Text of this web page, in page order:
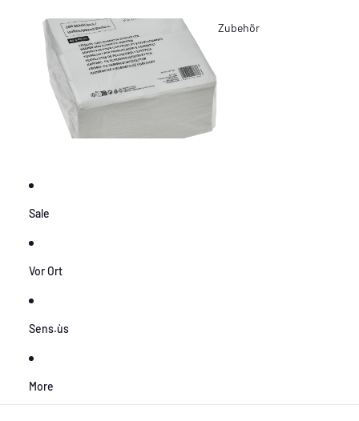
Zubehör
Sale
Vor Ort
Sens.ùs
More
Zu Produktinformationen springen